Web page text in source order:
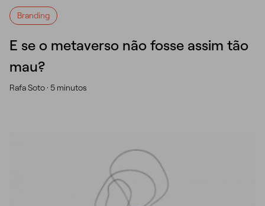
Branding
E se o metaverso não fosse assim tão
mau?
Rafa Soto · 5 minutos